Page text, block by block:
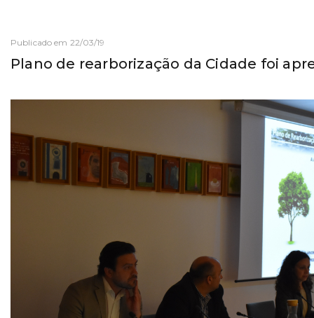
Publicado em 22/03/19
Plano de rearborização da Cidade foi